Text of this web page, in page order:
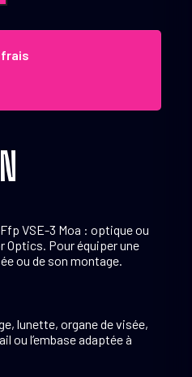
frais
VSE-3 Moa : optique ou
Optics. Pour équiper une
ou de son montage.
lunette, organe de visée,
ou l’embase adaptée à